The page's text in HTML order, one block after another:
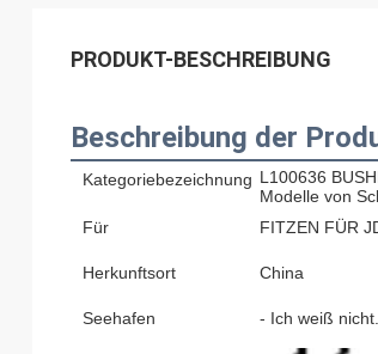
PRODUKT-BESCHREIBUNG
Beschreibung der
Kategoriebezeichnung L100636
Modelle von
Für
FITZEN FÜR
Herkunftsort China
Seehafen - Ich weiß nicht.